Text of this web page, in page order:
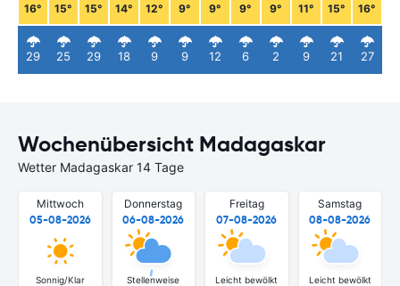
16°
29
15°
25
15°
29
14°
18
12°
9
9°
9
9°
12
9°
6
9°
2
11°
9
15°
21
16°
27
Wochenübersicht Madagaskar
Wetter Madagaskar 14 Tage
Mittwoch
05-08-2026
Sonnig/Klar
Donnerstag
06-08-2026
Stellenweise
Freitag
07-08-2026
Leicht bewölkt
Samstag
08-08-2026
Leicht bewölkt